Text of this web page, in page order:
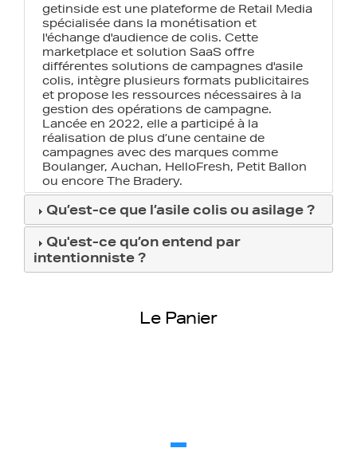
getinside est une plateforme de Retail Media
spécialisée dans la monétisation et
l'échange d'audience de colis. Cette
marketplace et solution SaaS offre
différentes solutions de campagnes d'asile
colis, intègre plusieurs formats publicitaires
et propose les ressources nécessaires à la
gestion des opérations de campagne.
Lancée en 2022, elle a participé à la
réalisation de plus d’une centaine de
campagnes avec des marques comme
Boulanger, Auchan, HelloFresh, Petit Ballon
ou encore The Bradery.
Qu’est-ce que l’asile colis ou asilage ?
Qu'est-ce qu’on entend par
intentionniste ?
Le Panier